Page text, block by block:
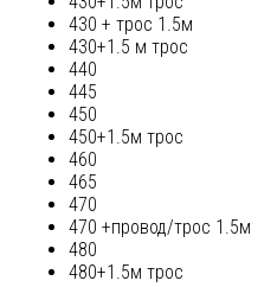
430 + трос 1.5м
430+1.5 м трос
440
445
450
450+1.5м трос
460
465
470
470 +провод/трос 1.5м
480
480+1.5м трос